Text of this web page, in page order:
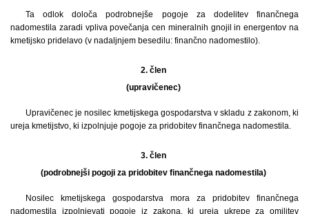
Ta odlok določa podrobnejše pogoje za dodelitev finančnega
nadomestila zaradi vpliva povečanja cen mineralnih gnojil in energentov na
kmetijsko pridelavo (v nadaljnjem besedilu: finančno nadomestilo).
2. člen
(upravičenec)
Upravičenec je nosilec kmetijskega gospodarstva v skladu z zakonom, ki
ureja kmetijstvo, ki izpolnjuje pogoje za pridobitev finančnega nadomestila.
3. člen
(podrobnejši pogoji za pridobitev finančnega nadomestila)
Nosilec kmetijskega gospodarstva mora za pridobitev finančnega
nadomestila izpolnjevati pogoje iz zakona, ki ureja ukrepe za omilitev